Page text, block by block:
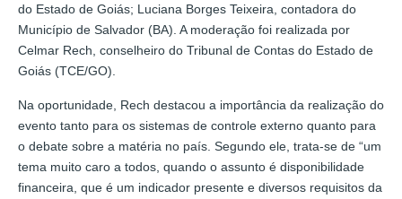
do Estado de Goiás; Luciana Borges Teixeira, contadora do
Município de Salvador (BA). A moderação foi realizada por
Celmar Rech, conselheiro do Tribunal de Contas do Estado de
Goiás (TCE/GO).
Na oportunidade, Rech destacou a importância da realização do
evento tanto para os sistemas de controle externo quanto para
o debate sobre a matéria no país. Segundo ele, trata-se de “um
tema muito caro a todos, quando o assunto é disponibilidade
financeira, que é um indicador presente e diversos requisitos da